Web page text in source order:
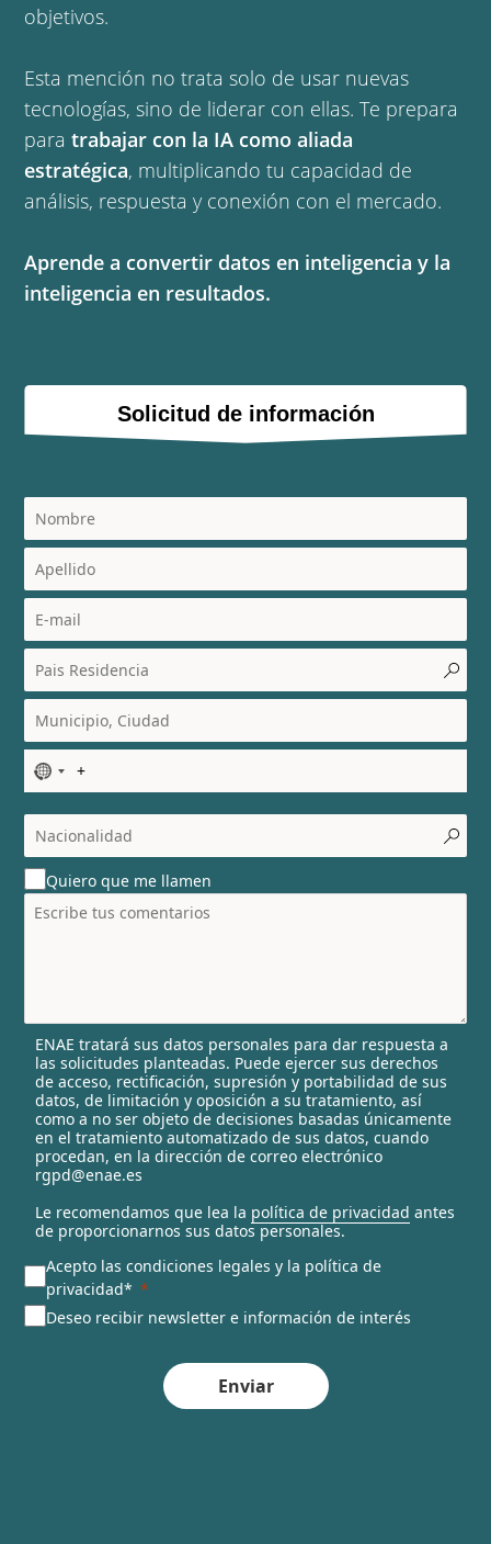
objetivos.
Esta mención no trata solo de usar nuevas
tecnologías, sino de liderar con ellas. Te prepara
paratrabajar con la IA como aliada
estratégica, multiplicando tu capacidad de
análisis, respuesta y conexión con el mercado.
Aprende a convertir datos en inteligencia y la
inteligencia en resultados.
Solicitud de información
N
o
c
o
u
n
t
l
e
c
t
e
d
Quiero que me llamen
ENAE tratará sus datos personales para dar respuesta a
las solicitudes planteadas. Puede ejercer sus derechos
de acceso, rectificación, supresión y portabilidad de sus
datos, de limitación y oposición a su tratamiento, así
como a no ser objeto de decisiones basadas únicamente
en el tratamiento automatizado de sus datos, cuando
procedan, en la dirección de correo electrónico
rgpd@enae.es
Le recomendamos que lea la política de privacidad antes
de proporcionarnos sus datos personales.
Acepto las condiciones legales y la política de
privacidad*
Deseo recibir newsletter e información de interés
Enviar